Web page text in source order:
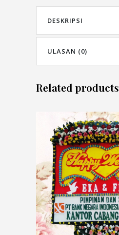
DESKRIPSI
ULASAN (0)
Related products